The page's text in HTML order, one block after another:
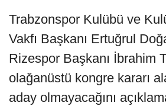
Trabzonspor Kulübü ve
Vakfı Başkanı Ertuğrul
Rizespor Başkanı İbrahim
olağanüstü kongre kararı
aday olmayacağını